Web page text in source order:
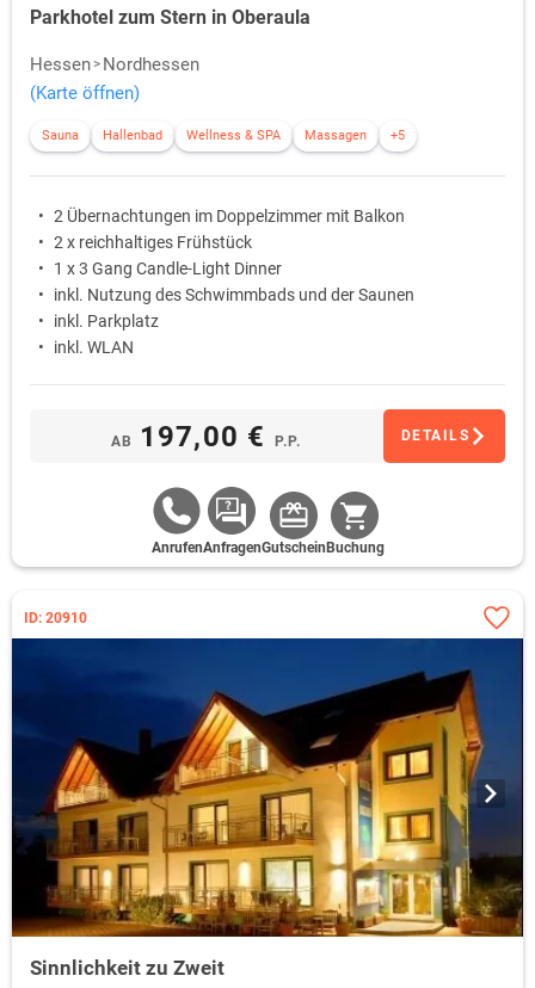
Parkhotel zum Stern in Oberaula
Hessen
Nordhessen
(Karte öffnen)
Sauna Hallenbad Wellness & SPA Massagen +5
2 Übernachtungen im Doppelzimmer mit Balkon
2 x reichhaltiges Frühstück
1 x 3 Gang Candle-Light Dinner
inkl. Nutzung des Schwimmbads und der Saunen
inkl. Parkplatz
inkl. WLAN
AB 197,00 € P.P. DETAILS
AnrufenAnfragenGutschein Buchung
ID: 20910
Sinnlichkeit zu Zweit